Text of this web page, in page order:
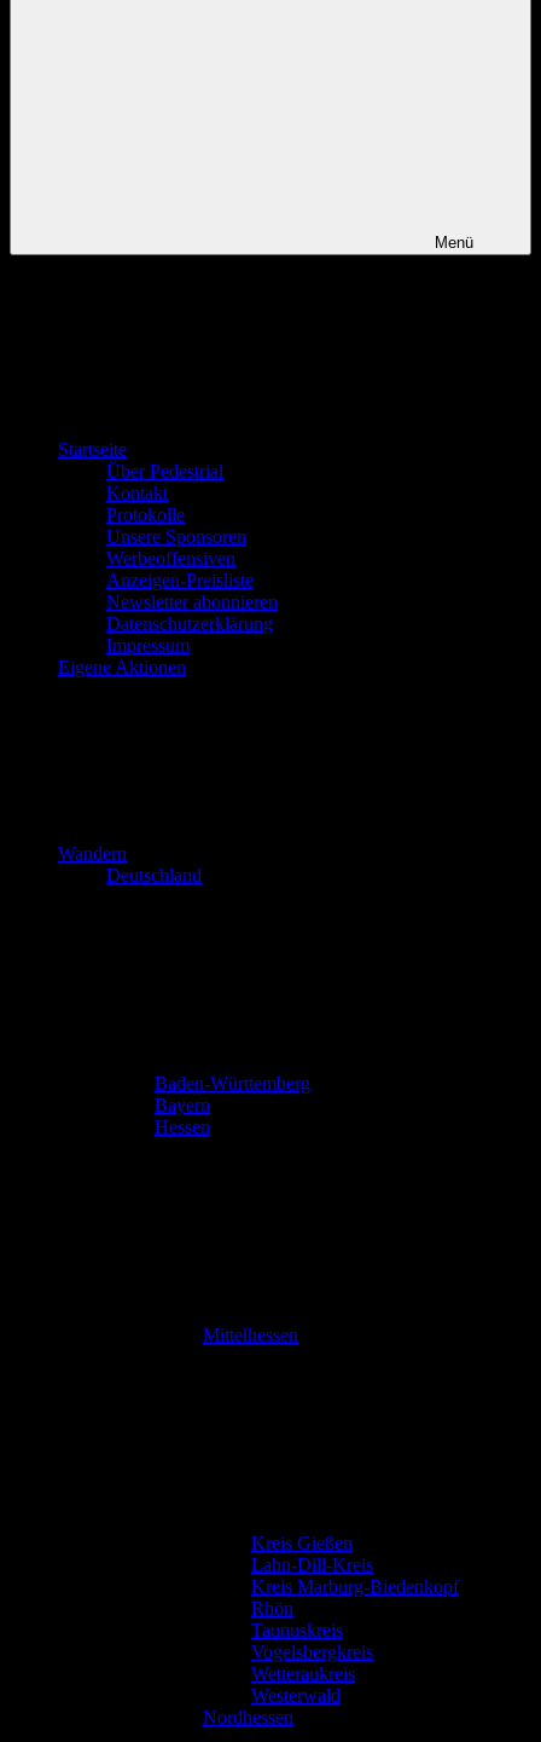
Menü
Startseite
Über Pedestrial
Kontakt
Protokolle
Unsere Sponsoren
Werbeoffensiven
Anzeigen-Preisliste
Newsletter abonnieren
Datenschutzerklärung
Impressum
Eigene Aktionen
Wandern
Deutschland
Baden-Württemberg
Bayern
Hessen
Mittelhessen
Kreis Gießen
Lahn-Dill-Kreis
Kreis Marburg-Biedenkopf
Rhön
Taunuskreis
Vogelsbergkreis
Wetteraukreis
Westerwald
Nordhessen